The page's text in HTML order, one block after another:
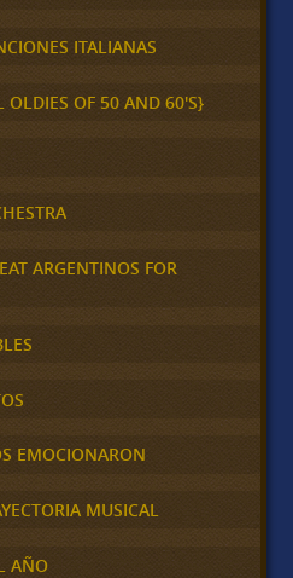
ITALIANAS
OLDIES OF 50 AND 60'S}
ARGENTINOS FOR
EMOCIONARON
MUSICAL
AÑO